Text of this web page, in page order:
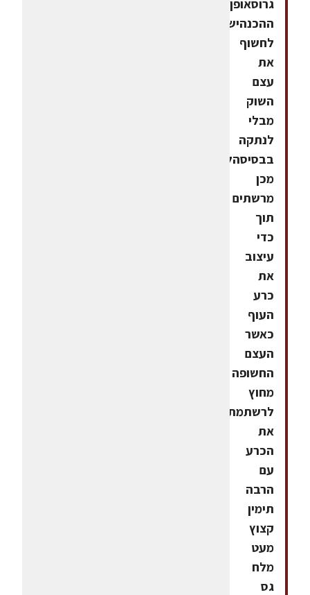
גרוסאופן
ההכנהיש
לחשוף
את
עצם
השוק
מבלי
לנתקה
בבסיסהלאחר
מכן
מרשתים
תוך
כדי
עיצוב
את
כרע
העוף
כאשר
העצם
החשופה
מחוץ
לרשתמתבלים
את
הכרע
עם
הרבה
תימין
קצוץ
מעט
מלח
גס